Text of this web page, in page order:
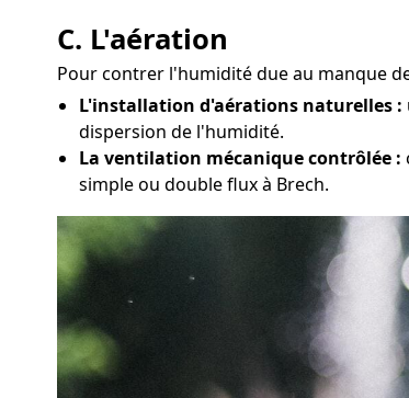
C. L'aération
Pour contrer l'humidité due au manque
L'installation d'aérations naturelles :
dispersion de l'humidité.
La ventilation mécanique contrôlée :
simple ou double flux à Brech.